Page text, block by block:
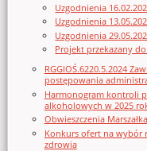
Uzgodnienia
Uzgodnienia
Uzgodnienia
Projekt przekazany
RGGIOŚ.6220.5.2024
postępowania
Harmonogram kontroli
alkoholowych w 2025
Obwieszczenia
Konkurs ofert na wybór
zdrowia